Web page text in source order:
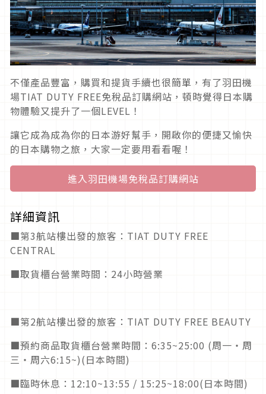
不僅產品豐富，購買和提貨手續也很簡單，有了羽田機
場TIAT DUTY FREE免稅品訂購網站，頓時覺得日本購
物體驗又提升了一個LEVEL！
讓它成為成為你的日本游好幫手，開啟你的便捷又愉快
的日本購物之旅，大家一定要用看看喔！
進入羽田機場免稅品訂購網站
詳細資訊
■第3航站樓出發的旅客：TIAT DUTY FREE
CENTRAL
■取貨櫃台營業時間：24小時營業
■第2航站樓出發的旅客：TIAT DUTY FREE BEAUTY
■預約商品取貨櫃台營業時間：6:35~25:00 (周一・周
三・周六6:15~)(日本時間)
■臨時休息：12:10~13:55 / 15:25~18:00(日本時間)